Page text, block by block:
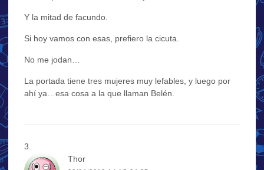
Y la mitad de facundo.
Si hoy vamos con esas, prefiero la cicuta.
No me jodan…
La portada tiene tres mujeres muy lefables, y luego por
ahí ya…esa cosa a la que llaman Belén.
Thor